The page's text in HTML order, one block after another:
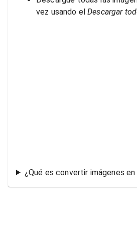
vez usando elDescargar
¿Qué es convertir imágenes